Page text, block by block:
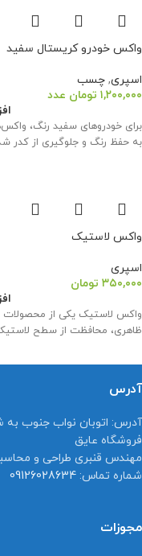
واکس خودرو کریستال سفید
اسپری, چسب
۱,۲۰۰,۰۰۰ تومان عدد
برای خودروهای سفید رنگ،
به حفظ رنگ و جلوگیری از کدر
واکس لاستیک
اسپری
۳۵۰,۰۰۰ تومان
واکس لاستیک یکی از محصولات
ظاهری، محافظت از سطح
آدرس
آدرس:
فروشگاه عایق
مهندس قنبری طراحی و
شماره تماس: 09126028634
مجوزات